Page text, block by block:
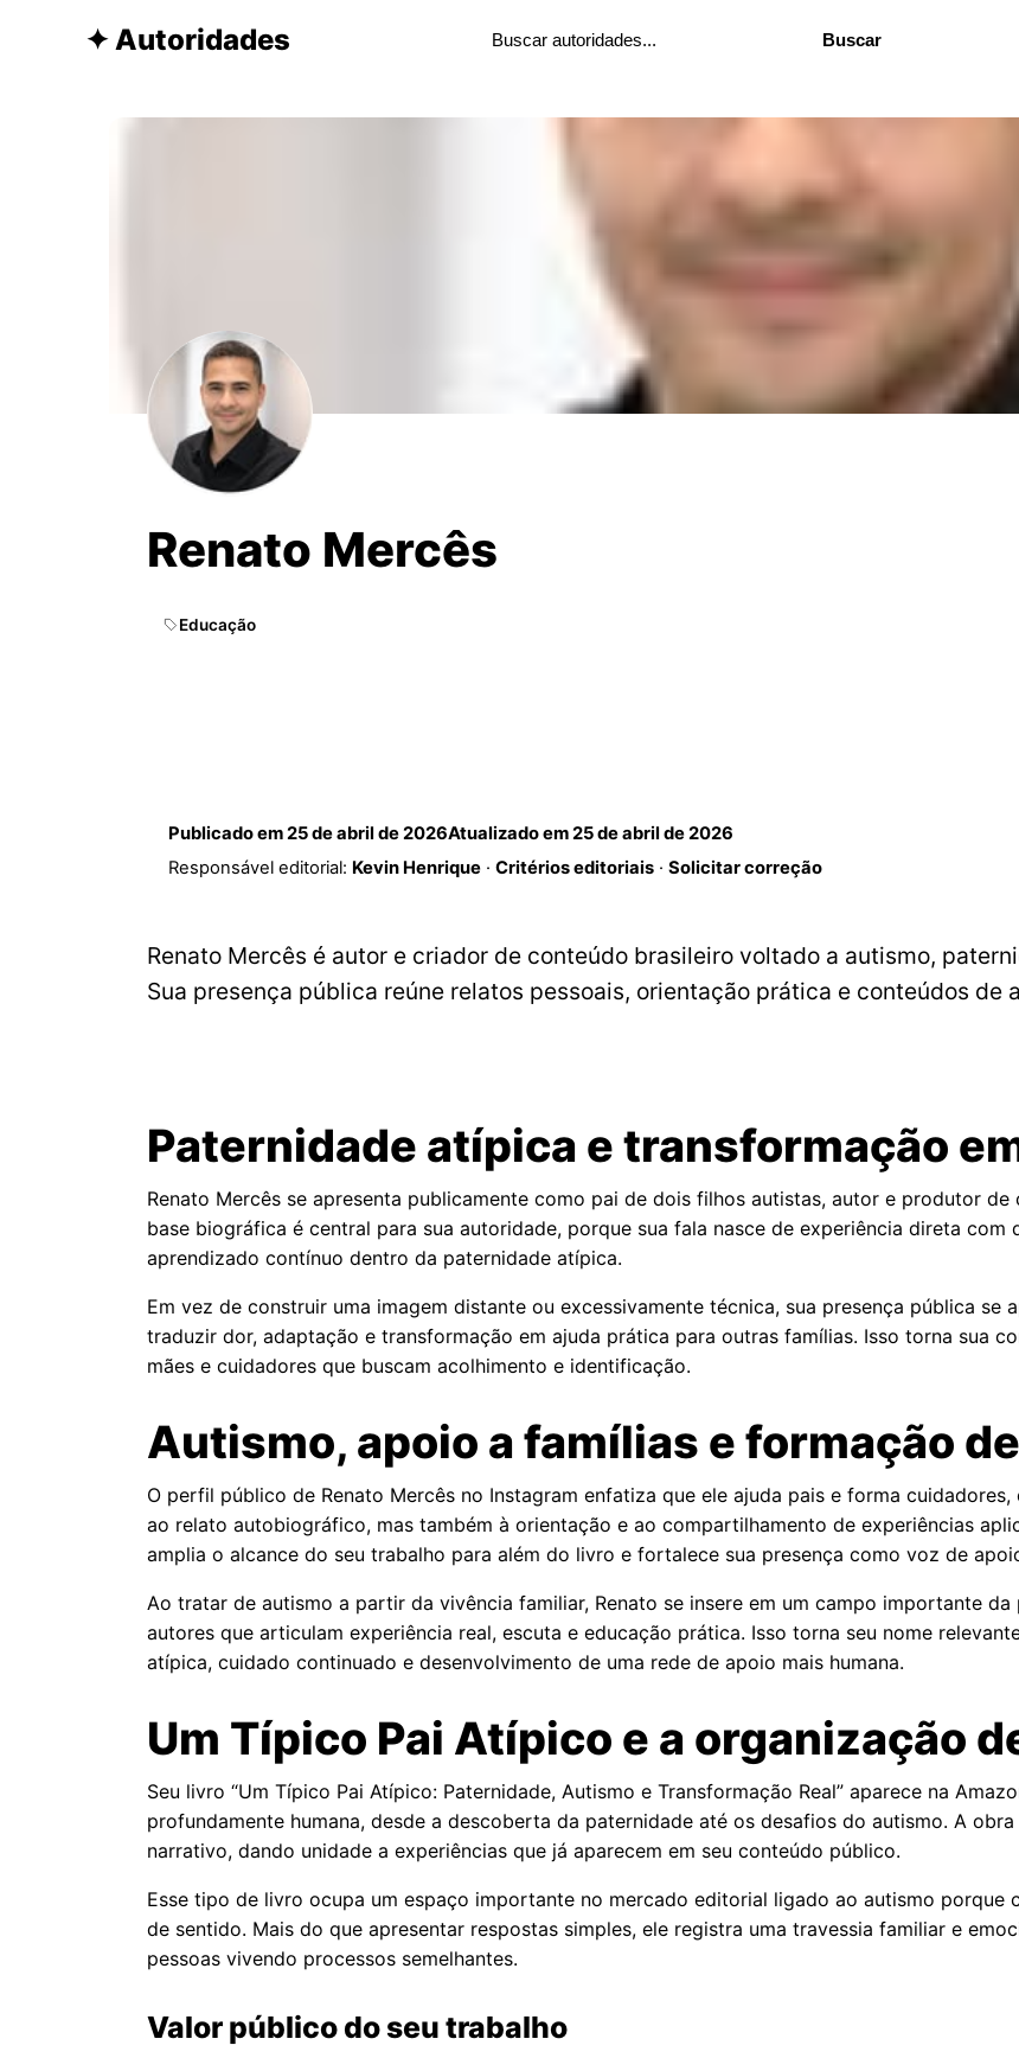
✦ Autoridades Buscar
Renato Mercês
Educação
Publicado em25 de abril de 2026Atualizado em25 de abril de 2026
Responsável editorial: Kevin Henrique· Critérios editoriais· Solicitar correção
Renato Mercês é autor e criador de conteúdo brasileiro voltado a autismo,
Sua presença pública reúne relatos pessoais, orientação prática e conteúdos de
Paternidade atípica e transformação
Renato Mercês se apresenta publicamente como pai de dois filhos autistas, autor e produtor
base biográfica é central para sua autoridade, porque sua fala nasce de experiência direta
aprendizado contínuo dentro da paternidade atípica.
Em vez de construir uma imagem distante ou excessivamente técnica, sua presença pública se
traduzir dor, adaptação e transformação em ajuda prática para outras famílias. Isso torna sua
mães e cuidadores que buscam acolhimento e identificação.
Autismo, apoio a famílias e formação
O perfil público de Renato Mercês no Instagram enfatiza que ele ajuda pais e forma
ao relato autobiográfico, mas também à orientação e ao compartilhamento de experiências
amplia o alcance do seu trabalho para além do livro e fortalece sua presença como voz de
Ao tratar de autismo a partir da vivência familiar, Renato se insere em um campo importante
autores que articulam experiência real, escuta e educação prática. Isso torna seu nome
atípica, cuidado continuado e desenvolvimento de uma rede de apoio mais humana.
Um Típico Pai Atípico e a organização
Seu livro “Um Típico Pai Atípico: Paternidade, Autismo e Transformação Real” aparece na
profundamente humana, desde a descoberta da paternidade até os desafios do autismo. A
narrativo, dando unidade a experiências que já aparecem em seu conteúdo público.
Esse tipo de livro ocupa um espaço importante no mercado editorial ligado ao autismo porque
de sentido. Mais do que apresentar respostas simples, ele registra uma travessia familiar e
pessoas vivendo processos semelhantes.
Valor público do seu trabalho